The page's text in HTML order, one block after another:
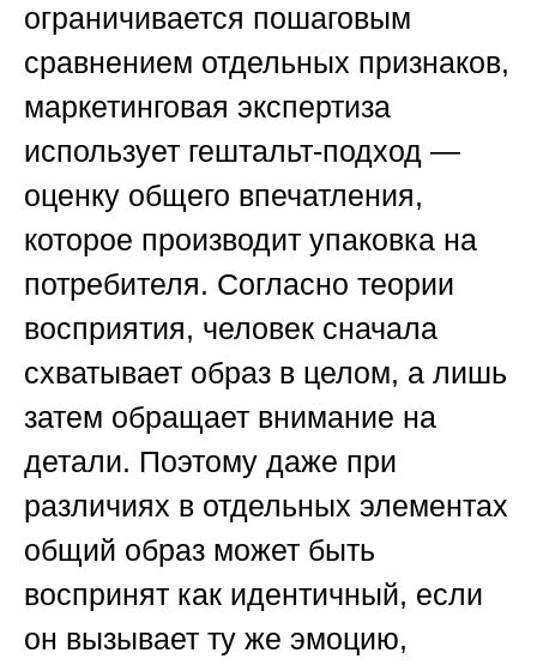
ограничивается пошаговым
сравнением отдельных признаков,
маркетинговая экспертиза
использует гештальт-подход —
оценку общего впечатления,
которое производит упаковка на
потребителя. Согласно теории
восприятия, человек сначала
схватывает образ в целом, а лишь
затем обращает внимание на
детали. Поэтому даже при
различиях в отдельных элементах
общий образ может быть
воспринят как идентичный, если
он вызывает ту же эмоцию,